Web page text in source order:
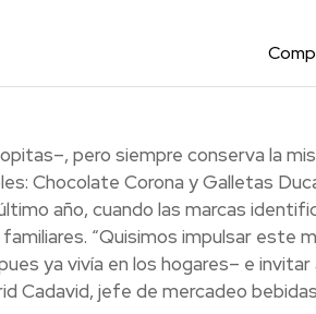
pero siempre conserva la
Chocolate Corona y Galletas
año, cuando las marcas
“Quisimos impulsar este
ya vivía en los hogares– e
Cadavid, jefe de mercadeo